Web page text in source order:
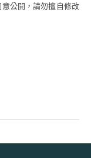
公開，請勿擅自修改